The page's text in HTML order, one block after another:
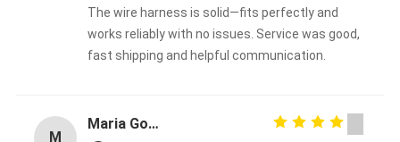
The wire harness is solid—fits perfectly and
works reliably with no issues. Service was good,
fast shipping and helpful communication.
M
Maria Gonzalez